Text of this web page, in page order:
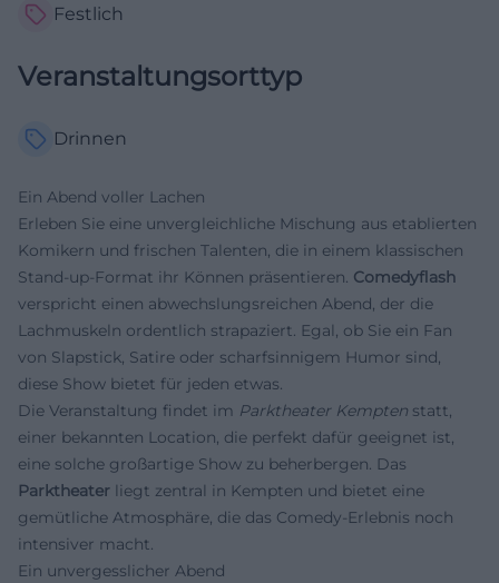
Festlich
Veranstaltungsorttyp
Drinnen
Ein Abend voller Lachen
Erleben Sie eine unvergleichliche Mischung aus etablierten
Komikern und frischen Talenten, die in einem klassischen
Stand-up-Format ihr Können präsentieren. Comedyflash
verspricht einen abwechslungsreichen Abend, der die
Lachmuskeln ordentlich strapaziert. Egal, ob Sie ein Fan
von Slapstick, Satire oder scharfsinnigem Humor sind,
diese Show bietet für jeden etwas.
Die Veranstaltung findet im Parktheater Kempten statt,
einer bekannten Location, die perfekt dafür geeignet ist,
eine solche großartige Show zu beherbergen. Das
Parktheater liegt zentral in Kempten und bietet eine
gemütliche Atmosphäre, die das Comedy-Erlebnis noch
intensiver macht.
Ein unvergesslicher Abend